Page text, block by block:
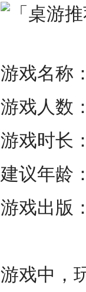
游戏名称
游戏人数
游戏时长
建议年龄
游戏出版
游戏中，